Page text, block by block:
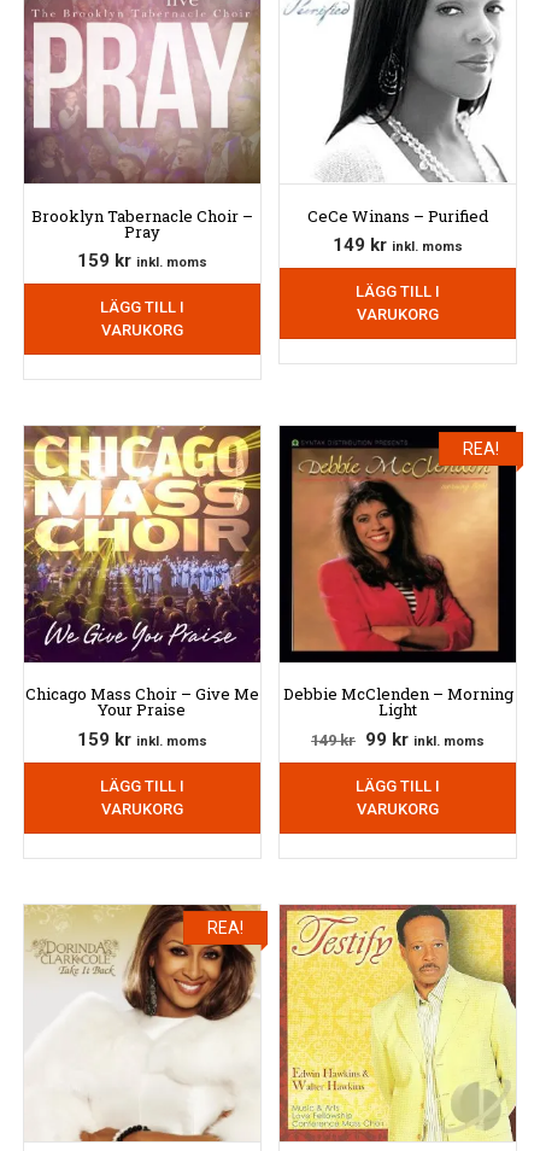
Brooklyn Tabernacle Choir –
Pray
159 kr inkl. moms
LÄGG TILL I
VARUKORG
CeCe Winans – Purified
149 kr inkl. moms
LÄGG TILL I
VARUKORG
Chicago Mass Choir – Give Me
Your Praise
159 kr inkl. moms
LÄGG TILL I
VARUKORG
REA!
Debbie McClenden – Morning
Light
149kr Det
ursprungliga
priset
var:
99 krDet
nuvarande
priset
är:
inkl. moms
LÄGG TILL I
VARUKORG
REA!